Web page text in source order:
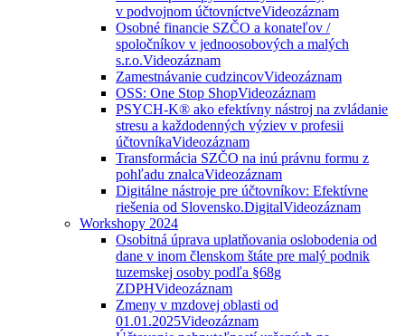
v podvojnom účtovníctveVideozáznam
Osobné financie SZČO a konateľov /
spoločníkov v jednoosobových a malých
s.r.o.Videozáznam
Zamestnávanie cudzincovVideozáznam
OSS: One Stop ShopVideozáznam
PSYCH-K® ako efektívny nástroj na zvládanie
stresu a každodenných výziev v profesii
účtovníkaVideozáznam
Transformácia SZČO na inú právnu formu z
pohľadu znalcaVideozáznam
Digitálne nástroje pre účtovníkov: Efektívne
riešenia od Slovensko.DigitalVideozáznam
Workshopy 2024
Osobitná úprava uplatňovania oslobodenia od
dane v inom členskom štáte pre malý podnik
tuzemskej osoby podľa §68g
ZDPHVideozáznam
Zmeny v mzdovej oblasti od
01.01.2025Videozáznam